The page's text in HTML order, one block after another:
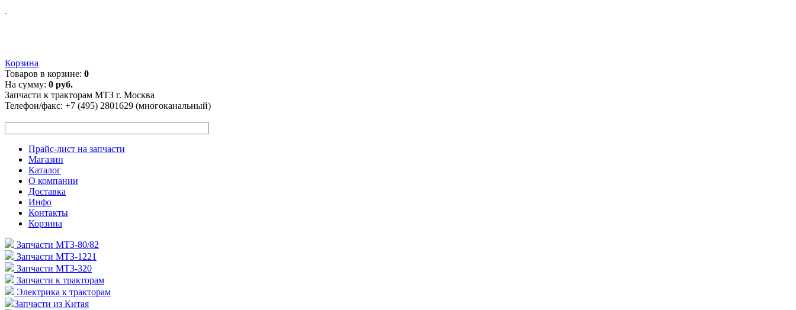
Корзина
Товаров в корзине: 0
На сумму: 0 руб.
Запчасти к тракторам МТЗ г. Москва
Телефон/факс: +7 (495) 2801629 (многоканальный)
Прайс-лист на запчасти
Магазин
Каталог
О компании
Доставка
Инфо
Контакты
Корзина
Запчасти МТЗ-80/82
Запчасти МТЗ-1221
Запчасти МТЗ-320
Запчасти к тракторам
Электрика к тракторам
Запчасти из Китая